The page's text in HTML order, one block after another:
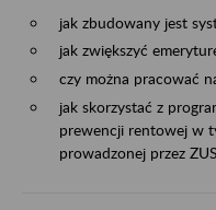
jak zbudowany jest
jak zwiększyć
czy można pracować
jak skorzystać z
prewencji rentowej w
prowadzonej przez